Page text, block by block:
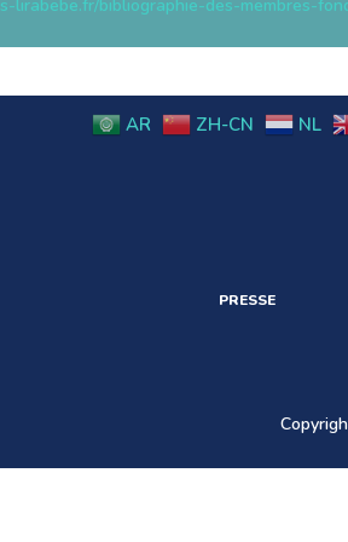
lirabebe.fr/bibliographie-des-membres-
AR ZH-CN NL
PRESSE